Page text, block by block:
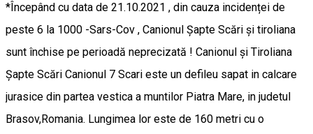
*Începând cu data de 21.10.2021 , din cauza incidenței de
peste 6 la 1000 -Sars-Cov , Canionul Șapte Scări și tiroliana
sunt închise pe perioadă neprecizată ! Canionul și Tiroliana
Șapte Scări Canionul 7 Scari este un defileu sapat in calcare
jurasice din partea vestica a muntilor Piatra Mare, in judetul
Brasov,Romania. Lungimea lor este de 160 metri cu o